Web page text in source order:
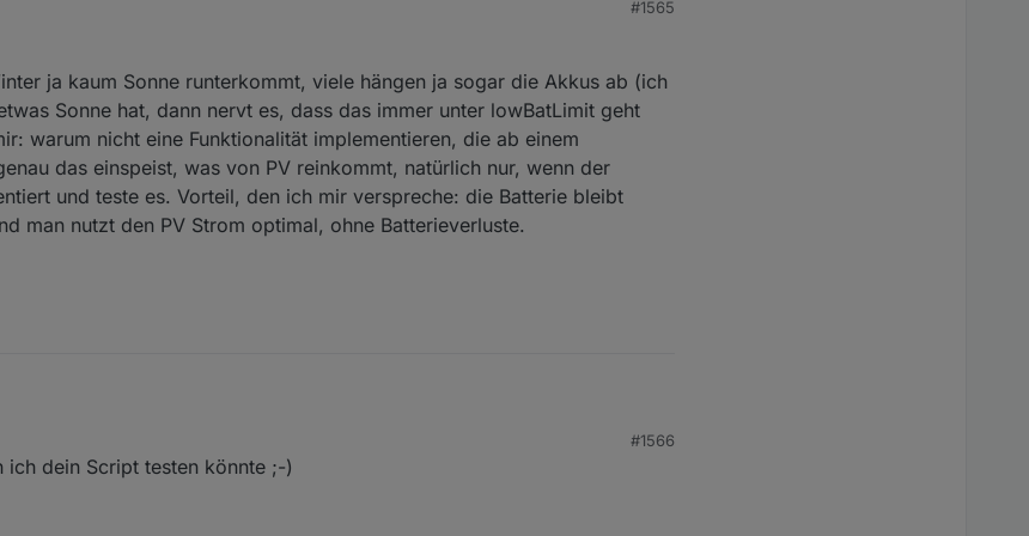
#1565
ja kaum Sonne runterkommt, viele hängen ja sogar die Akkus ab (ich
Sonne hat, dann nervt es, dass das immer unter lowBatLimit geht
warum nicht eine Funktionalität implementieren, die ab einem
das einspeist, was von PV reinkommt, natürlich nur, wenn der
und teste es. Vorteil, den ich mir verspreche: die Batterie bleibt
man nutzt den PV Strom optimal, ohne Batterieverluste.
Winter ja kaum Sonne runterkommt, viele hängen ja sogar die Akkus ab (ich bisher
Sonne hat, dann nervt es, dass das immer unter lowBatLimit geht und dann wieder
#1566
dein Script testen könnte ;-)